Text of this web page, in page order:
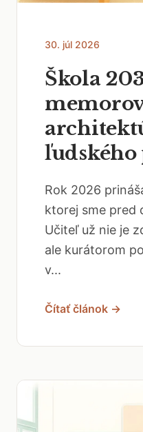
30. júl 2026
Škola
Rok 2026
ktorej sme pred
Učiteľ už nie je
ale kurátorom
v...
Čítať článok →